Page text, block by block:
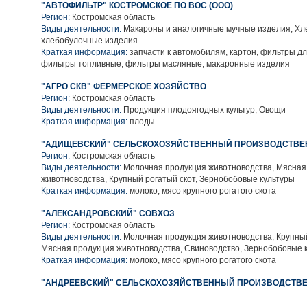
"АВТОФИЛЬТР" КОСТРОМСКОЕ ПО ВОС (ООО)
Регион: Костромская область
Виды деятельности: Макароны и аналогичные мучные изделия,
хлебобулочные изделия
Краткая информация: запчасти к автомобилям, картон, фильтры
фильтры топливные, фильтры масляные, макаронные изделия
"АГРО СКВ" ФЕРМЕРСКОЕ ХОЗЯЙСТВО
Регион: Костромская область
Виды деятельности: Продукция плодоягодных культур, Овощи
Краткая информация: плоды
"АДИЩЕВСКИЙ" СЕЛЬСКОХОЗЯЙСТВЕННЫЙ
Регион: Костромская область
Виды деятельности: Молочная продукция животноводства,
животноводства, Крупный рогатый скот, Зернобобовые культуры
Краткая информация: молоко, мясо крупного рогатого скота
"АЛЕКСАНДРОВСКИЙ" СОВХОЗ
Регион: Костромская область
Виды деятельности: Молочная продукция животноводства,
Мясная продукция животноводства, Свиноводство, Зернобобовые
Краткая информация: молоко, мясо крупного рогатого скота
"АНДРЕЕВСКИЙ" СЕЛЬСКОХОЗЯЙСТВЕННЫЙ